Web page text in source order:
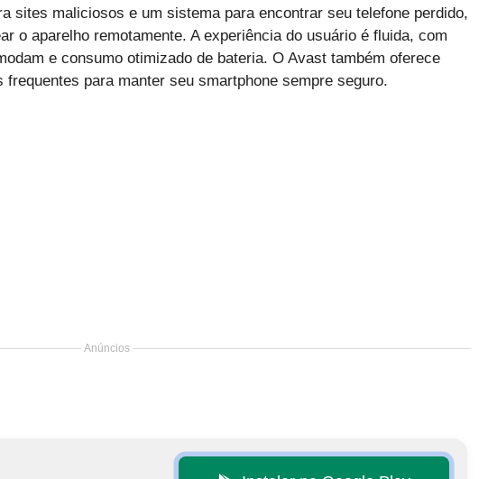
sites maliciosos e um sistema para encontrar seu telefone perdido,
o aparelho remotamente. A experiência do usuário é fluida, com
e consumo otimizado de bateria. O Avast também oferece
para manter seu smartphone sempre seguro.
Anúncios